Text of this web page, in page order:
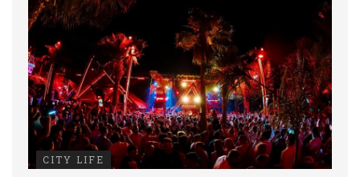
CITY LIFE